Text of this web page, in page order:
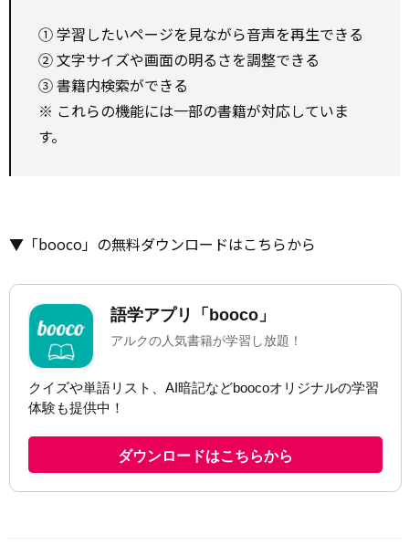
① 学習したいページを見ながら音声を再生できる
② 文字サイズや画面の明るさを調整できる
③ 書籍内検索ができる
※ これらの機能には一部の書籍が対応していま
す。
▼「booco」の無料ダウンロードはこちらから